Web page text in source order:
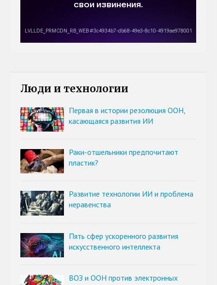
Люди и технологии
Первая в истории резолюция ООН,
касающаяся развития ИИ
Раки-отшельники предпочитают
пластик?
Развитие технологии ИИ и проблема
неравенства
Пять сфер ускоренного развития
искусственного интеллекта
ВОЗ и ООН против электронных